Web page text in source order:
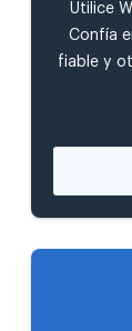
Utilice
Confía
fiable y